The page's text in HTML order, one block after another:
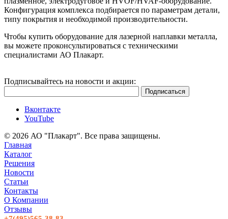
Конфигурация комплекса подбирается по параметрам детали,
типу покрытия и необходимой производительности.
Чтобы купить оборудование для лазерной наплавки металла,
вы можете проконсультироваться с техническими
специалистами АО Плакарт.
Подписывайтесь на новости и акции:
Вконтакте
YouTube
© 2026 АО "Плакарт". Все права защищены.
Главная
Каталог
Решения
Новости
Статьи
Контакты
О Компании
Отзывы